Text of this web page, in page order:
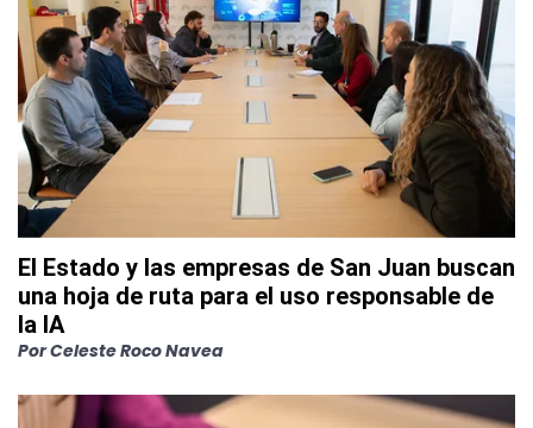
El Estado y las empresas de San Juan buscan
una hoja de ruta para el uso responsable de
la IA
PorCeleste Roco Navea